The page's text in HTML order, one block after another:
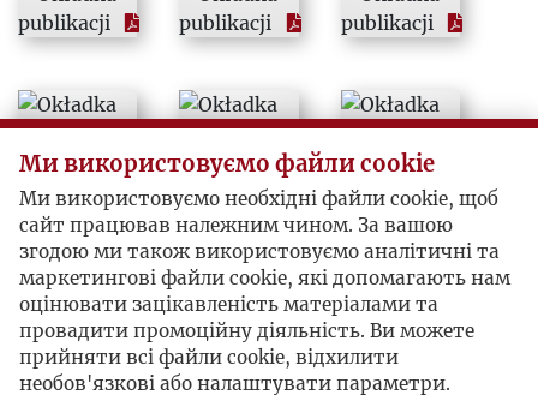
Ми використовуємо файли cookie
Ми використовуємо необхідні файли cookie, щоб
сайт працював належним чином. За вашою
згодою ми також використовуємо аналітичні та
маркетингові файли cookie, які допомагають нам
оцінювати зацікавленість матеріалами та
провадити промоційну діяльність. Ви можете
прийняти всі файли cookie, відхилити
необов'язкові або налаштувати параметри.